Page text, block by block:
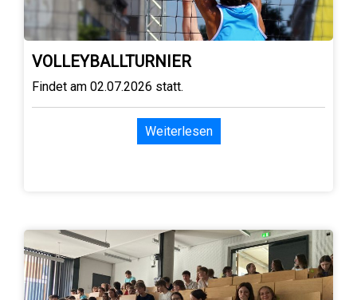
VOLLEYBALLTURNIER
Findet am 02.07.2026 statt.
Weiterlesen